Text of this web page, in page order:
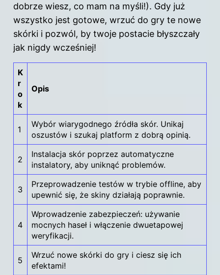
dobrze wiesz, co mam na myśli!). Gdy już
wszystko jest gotowe, wrzuć do gry te nowe
skórki i pozwól, by twoje postacie błyszczały
jak nigdy wcześniej!
K
r
o
k
Opis
1
Wybór wiarygodnego źródła skór. Unikaj
oszustów i szukaj platform z dobrą opinią.
2
Instalacja skór poprzez automatyczne
instalatory, aby uniknąć problemów.
3
Przeprowadzenie testów w trybie offline, aby
upewnić się, że skiny działają poprawnie.
4
Wprowadzenie zabezpieczeń: używanie
mocnych haseł i włączenie dwuetapowej
weryfikacji.
5
Wrzuć nowe skórki do gry i ciesz się ich
efektami!